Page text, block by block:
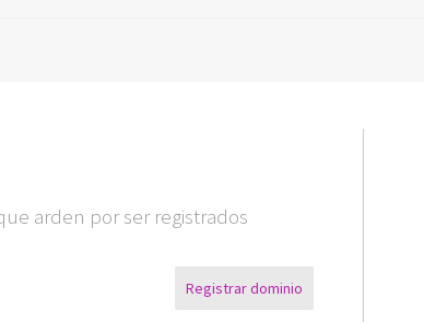
arden por ser registrados
Registrar dominio